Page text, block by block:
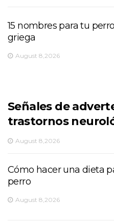
15 nombres para tu
griega
August 8,2026
Señales de
trastornos
August 8,2026
Cómo hacer una dieta
perro
August 8,2026